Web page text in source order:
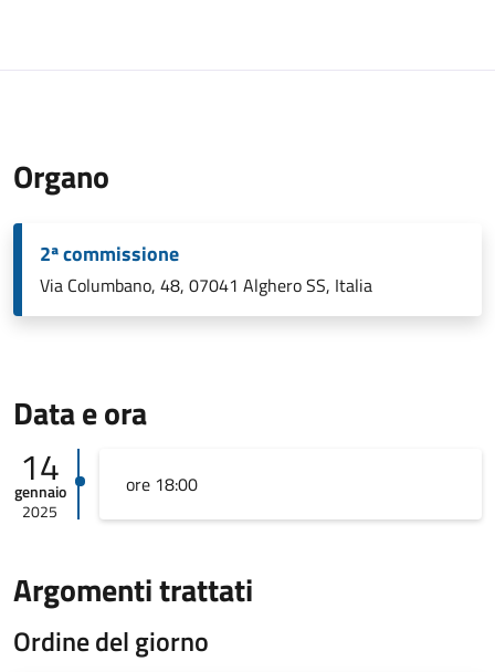
Organo
2ª commissione
Via Columbano, 48, 07041 Alghero SS, Italia
Data e ora
14
gennaio
2025
ore 18:00
Argomenti trattati
Ordine del giorno